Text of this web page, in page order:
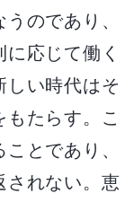
のであり、
応じて働く
い時代はそ
たらす。こ
とであり、
されない。恵